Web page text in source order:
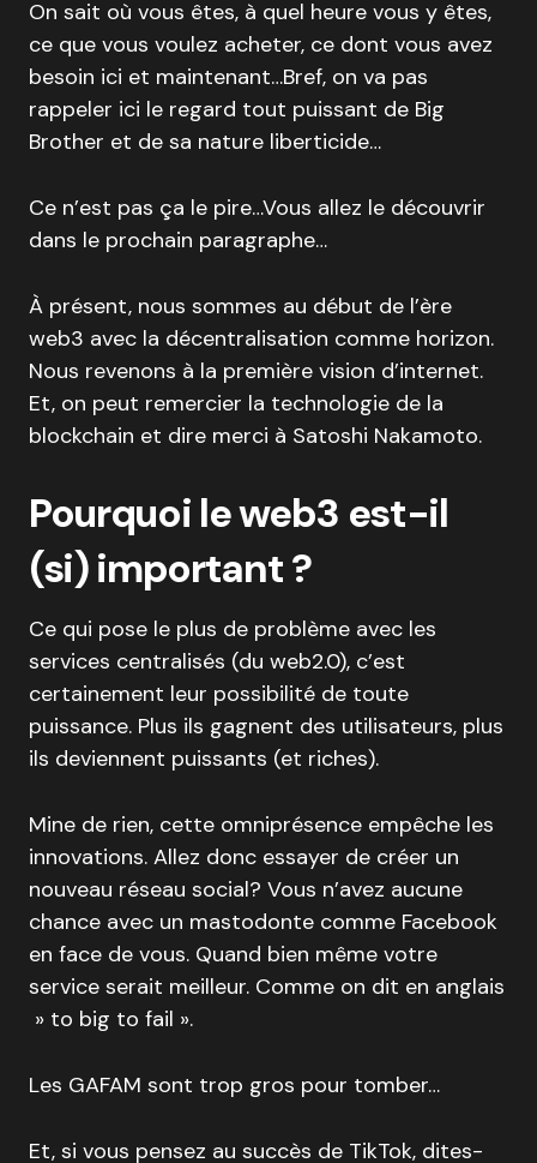
On sait où vous êtes, à quel heure vous y êtes,
ce que vous voulez acheter, ce dont vous avez
besoin ici et maintenant…Bref, on va pas
rappeler ici le regard tout puissant de Big
Brother et de sa nature liberticide…
Ce n’est pas ça le pire…Vous allez le découvrir
dans le prochain paragraphe…
À présent, nous sommes au début de l’ère
web3 avec la décentralisation comme horizon.
Nous revenons à la première vision d’internet.
Et, on peut remercier la technologie de la
blockchain et dire merci à Satoshi Nakamoto.
Pourquoi le web3 est-il
(si) important ?
Ce qui pose le plus de problème avec les
services centralisés (du web2.0), c’est
certainement leur possibilité de toute
puissance. Plus ils gagnent des utilisateurs, plus
ils deviennent puissants (et riches).
Mine de rien, cette omniprésence empêche les
innovations. Allez donc essayer de créer un
nouveau réseau social? Vous n’avez aucune
chance avec un mastodonte comme Facebook
en face de vous. Quand bien même votre
service serait meilleur. Comme on dit en anglais
» to big to fail ».
Les GAFAM sont trop gros pour tomber…
Et, si vous pensez au succès de TikTok, dites-